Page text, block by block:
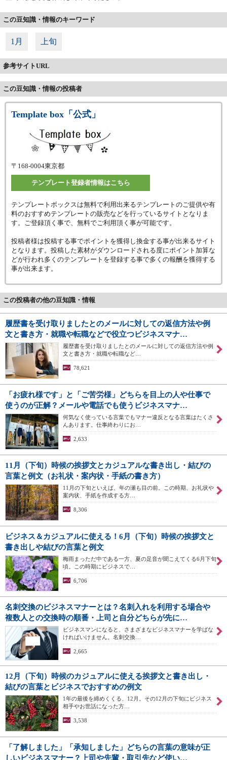
この豆知識・情報のキーワード
1月 上旬
参考サイトURL
この豆知識・情報の投稿者
Template box「公式」
〒168-0004東京都
テンプレート登録者情報はこちら
テンプレートボックスは無料で利用出来るテンプレートのご提供や有
料のおすすめテンプレートの販売などを行っているサイトとなりま
す。ご登録頂く事で、無料でご利用頂く事が可能です。
投稿者様は投稿する事でポイントを獲得し換金する事が出来るサイト
となります。投稿した素材がダウンロードされる度にポイント加算な
どが行われ多くのテンプレートを登録する事で多くの報酬を獲得する
事が出来ます。
この投稿者の他の豆知識・情報
履歴書を受け取りましたとのメールに対しての返信方法や例
文と書き方・就職や転職などで役立つビジネスマナ…
履歴書を受け取りましたとのメールに対しての返信方法や例
文と書き方・就職や転職など…
78,621
「お疲れ様です」と「ご苦労様」どちらを目上の人や仕事で
使うのが正解？メールや電話でも使うビジネスマナ…
何気なく使っている言葉でもマナー違反となる言葉はたくさ
んあります。仕事終わりにお…
2,633
11月（下旬）時候の挨拶文とカジュアルな書き出し・結びの
言葉と例文（お礼状・案内状・手紙の書き方）
11月の下旬といえば、年の瀬も目の前。この時期、お礼状や
案内状、手紙を作成する方…
8,306
ビジネス＆カジュアルに使える！6月（下旬）時候の挨拶文と
書き出しや結びの言葉と例文
梅雨まっただ中である一方、夏の足音が聞こえてくる6月下旬
頃。この時期にビジネスで…
6,706
名刺交換のビジネスマナーとは？名刺入れを利用する場合や
複数人との交換時の順番・上司と自分どちらが先に…
ビジネスマンになると、さまざまなビジネスマナーを学ばな
ければいけません。名刺交換…
2,665
12月（下旬）時候のカジュアルに使える挨拶文と書き出し・
結びの言葉とビジネスでおすすめの例文
1年の最後を締めくくる、12月。その12月の下旬にビジネス
相手やお世話になった方…
3,538
「了解しました」「承知しました」どちらの言葉の意味が正
しいビジネスマナー？上司や先輩・取引先など使い…